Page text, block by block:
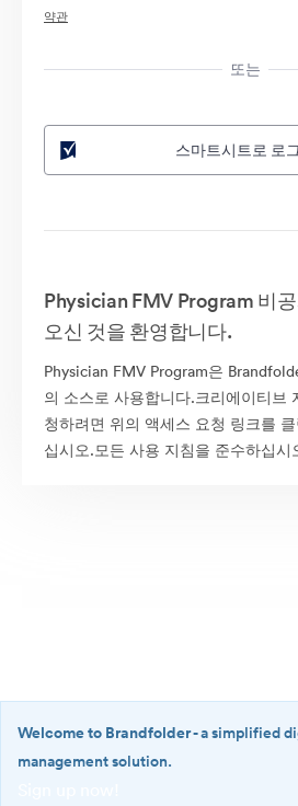
약관
또는
스마트시트로 로
Physician FMV Program 비
오신 것을 환영합니다.
Physician FMV Program은
의 소스로 사용합니다.크리에이티브
청하려면 위의 액세스 요청 링크를
십시오.모든 사용 지침을 준수하십시
Welcome to Brandfolder- a simplified
management solution.